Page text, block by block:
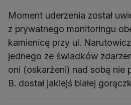
Moment uderzenia został
z prywatnego monitoringu
kamienicę przy ul.
jednego ze świadków
oni (oskarżeni) nad sobą nie
B. dostał jakiejś białej